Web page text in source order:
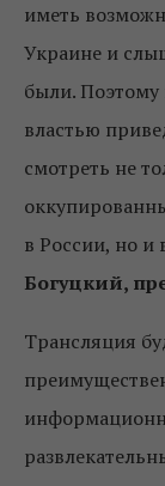
иметь
Украине и
были. Поэтому
властью
смотреть не
в России, но и
Богуцкий,
Трансляция